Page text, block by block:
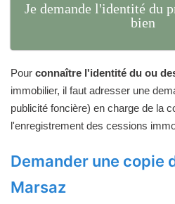
Je demande l'identité du
bien
Pour connaître l'identité du ou
immobilier, il faut adresser une
publicité foncière) en charge de la
l'enregistrement des cessions
Demander une copie
Marsaz